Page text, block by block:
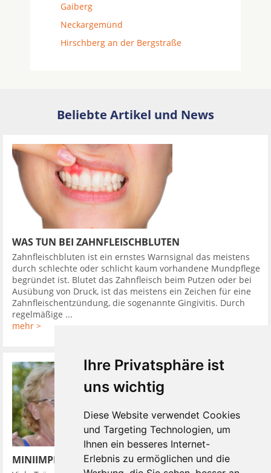
Ihre Privatsphäre ist
uns wichtig
Diese Website verwendet Cookies
und Targeting Technologien, um
Ihnen ein besseres Internet-
Erlebnis zu ermöglichen und die
Gaiberg
Neckargemünd
Hirschberg an der Bergstraße
Beliebte Artikel und News
WAS TUN BEI ZAHNFLEISCHBLUTEN
Zahnfleischbluten ist ein ernstes Warnsignal das meistens
durch schlechte oder schlicht kaum vorhandene Mundpflege
begründet ist. Blutet das Zahnfleisch beim Putzen oder bei
Ausübung von Druck, ist das meistens ein Zeichen für eine
Zahnfleischentzündung, die sogenannte Gingivitis. Durch
regelmäßige ...
mehr >
MINIIMPLANTATE UND DIE PROTHESE SITZT